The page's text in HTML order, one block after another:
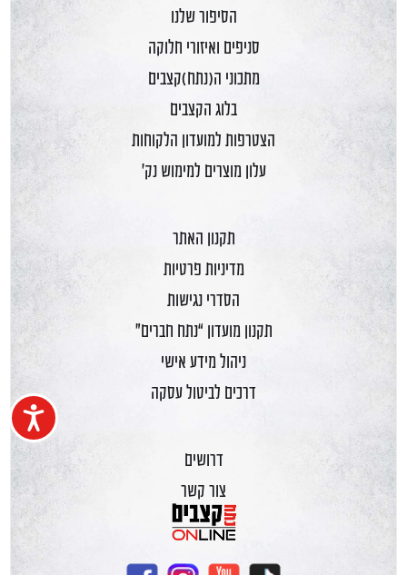
הסיפור שלנו
סניפים ואיזורי חלוקה
מתכוני ה(נתח)קצבים
בלוג הקצבים
הצטרפות למועדון הלקוחות
עלון מוצרים למימוש נק'
תקנון האתר
מדיניות פרטיות
הסדרי נגישות
תקנון מועדון “נתח חברים”
ניהול מידע אישי
דרכים לביטול עסקה
דרושים
צור קשר